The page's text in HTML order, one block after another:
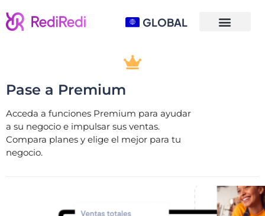
GLOBAL
Pase a Premium
Acceda a funciones Premium para ayudar
a su negocio e impulsar sus ventas.
Compara planes y elige el mejor para tu
negocio.